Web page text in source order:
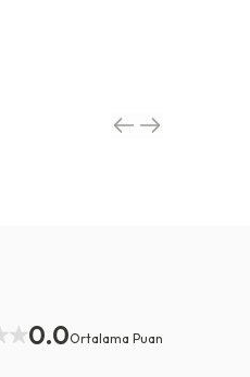
0.0Ortalama Puan